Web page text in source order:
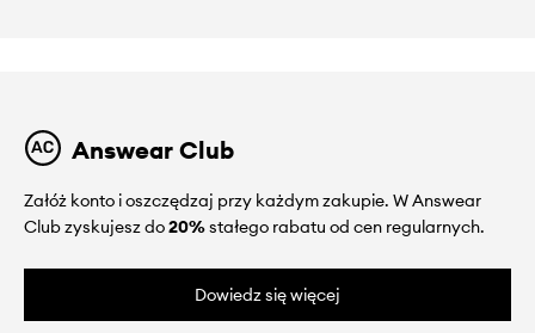
Answear Club
Załóż konto i oszczędzaj przy każdym zakupie. W Answear
Club zyskujesz do20%stałego rabatu od cen regularnych.
Dowiedz się więcej